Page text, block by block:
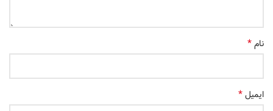
نام*
ایمیل*